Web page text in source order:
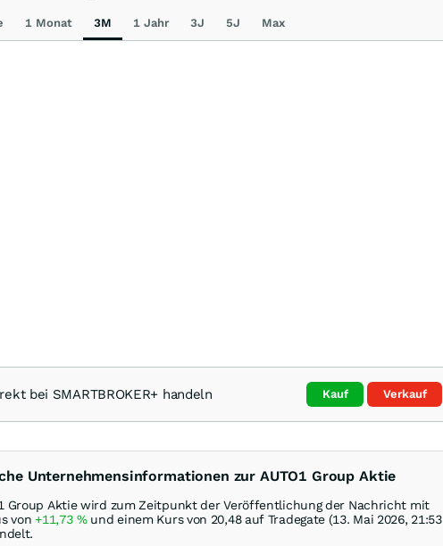
1 Monat 3M 1 Jahr 3J 5J Max
bei SMARTBROKER+ handeln Kauf Verkauf
Unternehmensinformationen zur AUTO1 Group Aktie
Group Aktie wird zum Zeitpunkt der Veröffentlichung der Nachricht mit
von+11,73%und einem Kurs von 20,48 auf Tradegate (13. Mai 2026, 21:53